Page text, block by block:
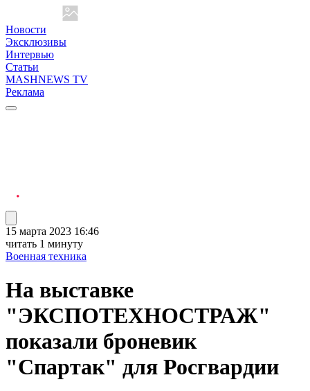
Новости
Эксклюзивы
Интервью
Статьи
MASHNEWS TV
Реклама
15 марта 2023 16:46
читать 1 минуту
Военная техника
На выставке
"ЭКСПОТЕХНОСТРАЖ"
показали броневик
"Спартак" для Росгвардии